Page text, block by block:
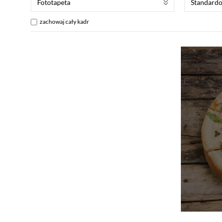
Fototapeta
zachowaj cały kadr